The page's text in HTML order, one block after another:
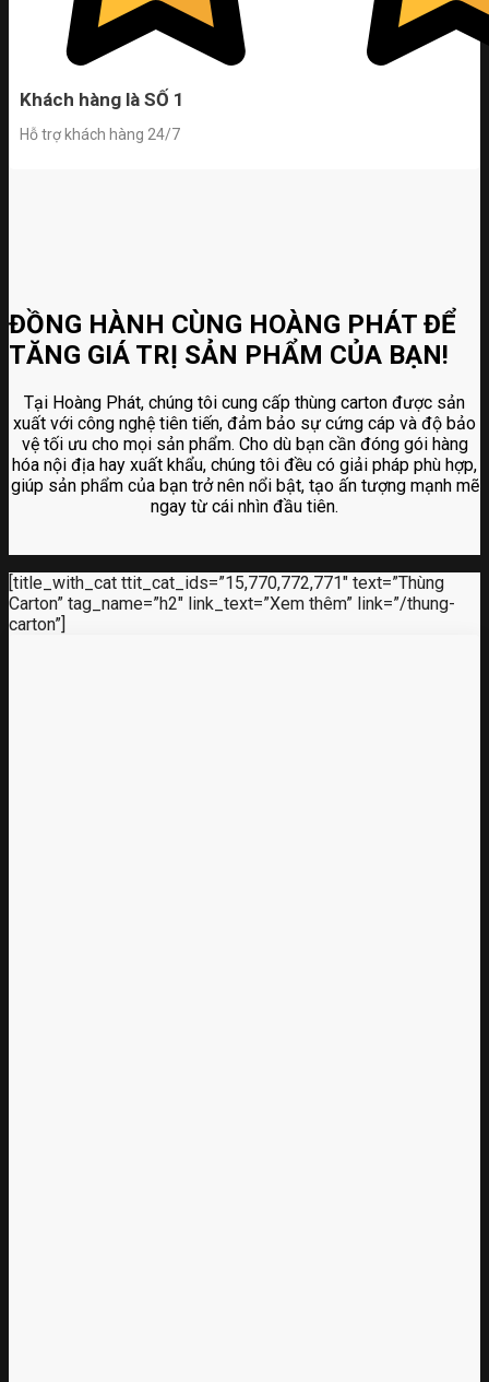
Khách hàng là SỐ 1
Hỗ trợ khách hàng 24/7
ĐỒNG HÀNH CÙNG HOÀNG PHÁT ĐỂ
TĂNG GIÁ TRỊ SẢN PHẨM CỦA BẠN!
Tại Hoàng Phát, chúng tôi cung cấp thùng carton được sản
xuất với công nghệ tiên tiến, đảm bảo sự cứng cáp và độ bảo
vệ tối ưu cho mọi sản phẩm. Cho dù bạn cần đóng gói hàng
hóa nội địa hay xuất khẩu, chúng tôi đều có giải pháp phù hợp,
giúp sản phẩm của bạn trở nên nổi bật, tạo ấn tượng mạnh mẽ
ngay từ cái nhìn đầu tiên.
[title_with_cat ttit_cat_ids=”15,770,772,771″ text=”Thùng
Carton” tag_name=”h2″ link_text=”Xem thêm” link=”/thung-
carton”]